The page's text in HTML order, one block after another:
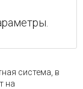
система, в
на